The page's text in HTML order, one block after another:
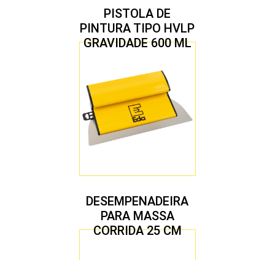
PISTOLA DE
PINTURA TIPO HVLP
GRAVIDADE 600 ML
1,7 MM
DESEMPENADEIRA
PARA MASSA
CORRIDA 25 CM